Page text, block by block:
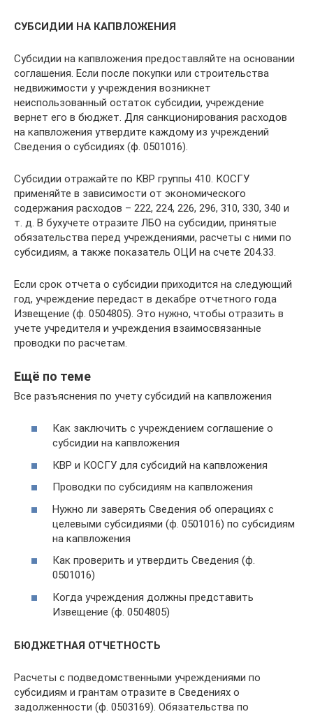
СУБСИДИИ НА КАПВЛОЖЕНИЯ
Субсидии на капвложения предоставляйте на основании
соглашения. Если после покупки или строительства
недвижимости у учреждения возникнет
неиспользованный остаток субсидии, учреждение
вернет его в бюджет. Для санкционирования расходов
на капвложения утвердите каждому из учреждений
Сведения о субсидиях (ф. 0501016).
Субсидии отражайте по КВР группы 410. КОСГУ
применяйте в зависимости от экономического
содержания расходов – 222, 224, 226, 296, 310, 330, 340 и
т. д. В бухучете отразите ЛБО на субсидии, принятые
обязательства перед учреждениями, расчеты с ними по
субсидиям, а также показатель ОЦИ на счете 204.33.
Если срок отчета о субсидии приходится на следующий
год, учреждение передаст в декабре отчетного года
Извещение (ф. 0504805). Это нужно, чтобы отразить в
учете учредителя и учреждения взаимосвязанные
проводки по расчетам.
Ещё по теме
Все разъяснения по учету субсидий на капвложения
Как заключить с учреждением соглашение о
субсидии на капвложения
КВР и КОСГУ для субсидий на капвложения
Проводки по субсидиям на капвложения
Нужно ли заверять Сведения об операциях с
целевыми субсидиями (ф. 0501016) по субсидиям
на капвложения
Как проверить и утвердить Сведения (ф.
0501016)
Когда учреждения должны представить
Извещение (ф. 0504805)
БЮДЖЕТНАЯ ОТЧЕТНОСТЬ
Расчеты с подведомственными учреждениями по
субсидиям и грантам отразите в Сведениях о
задолженности (ф. 0503169). Обязательства по